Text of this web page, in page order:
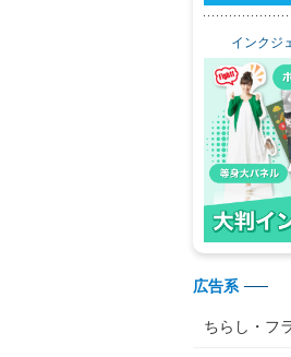
インクジ
広告系
ちらし・フ